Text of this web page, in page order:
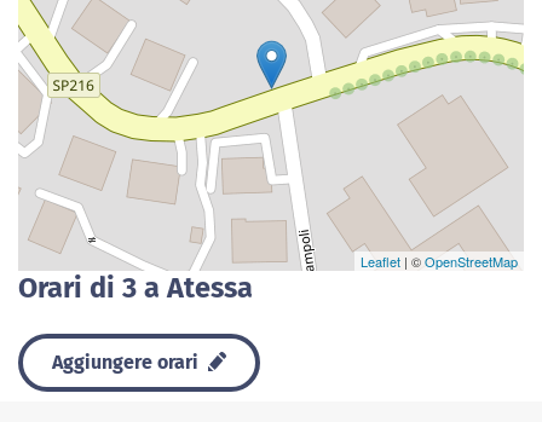
Leaflet | ©OpenStreetMap
Orari di 3 a Atessa
Aggiungere orari